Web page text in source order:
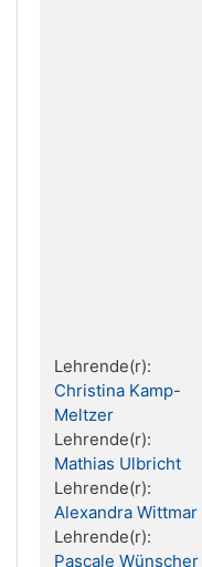
Lehrende(r):
Christina Kamp-
Meltzer
Lehrende(r):
Mathias Ulbricht
Lehrende(r):
Alexandra Wittmar
Lehrende(r):
Pascale Wünscher